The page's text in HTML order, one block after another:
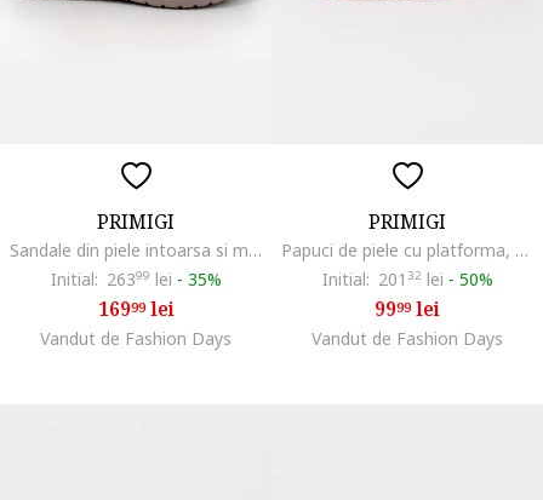
PRIMIGI
Sandale din piele intoarsa si material textil cu inchidere velcro, Roz pastel/Argintiu/Roz prafuit
Initial: 26399 lei - 35%
16999lei
Vandut de Fashion Days
PRIMIGI
Papuci de piele cu platforma, Roz pastel/Lila/Caramel
Initial: 201 32 lei - 50%
9999lei
Vandut de Fashion Days